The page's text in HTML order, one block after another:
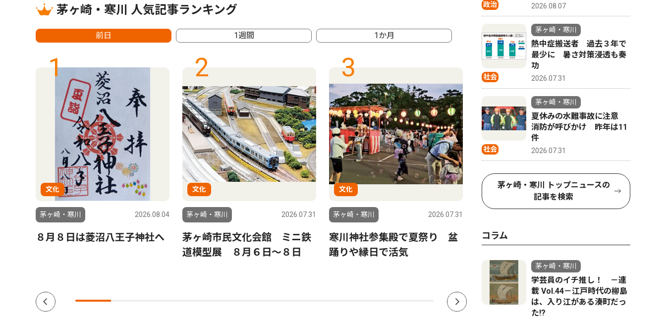
茅ヶ崎・寒川 人気記事ランキング
前日 1週間 1か月
1
文化
茅ヶ崎・寒川 2026.08.04
８月８日は菱沼八王子神社へ
2
文化
茅ヶ崎・寒川 2026.07.31
茅ヶ崎市民文化会館 ミニ鉄
道模型展 ８月６日〜８日
3
文化
茅ヶ崎・寒川 2026.07.31
寒川神社参集殿で夏祭り 盆
踊りや縁日で活気
4
ピックアップ（PR）
大黒摩季さんが茅ヶ崎にやっ
民文化会館
政治 2026.08.07
社会
茅ヶ崎・寒川
熱中症搬送者 過去３年で
最少に 暑さ対策浸透も奏
功
2026.07.31
社会
茅ヶ崎・寒川
夏休みの水難事故に注意
消防が呼びかけ 昨年は11
件
2026.07.31
茅ヶ崎・寒川 トップニュースの
記事を検索
コラム
茅ヶ崎・寒川
学芸員のイチ推し！ －連
載 Vol.44－江戸時代の柳島
は、入り江がある湊町だっ
た!?